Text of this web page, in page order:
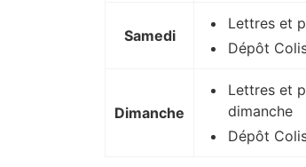
Samedi
Lettres et
Dépôt
Dimanche
Lettres et
dimanche
Dépôt